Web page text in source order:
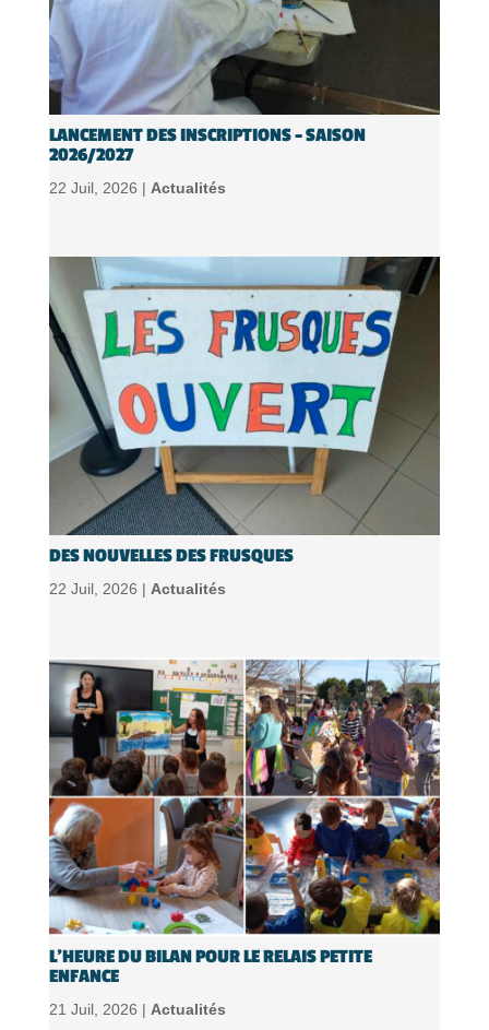
LANCEMENT DES INSCRIPTIONS – SAISON
2026/2027
22 Juil, 2026 | Actualités
DES NOUVELLES DES FRUSQUES
22 Juil, 2026 | Actualités
L’HEURE DU BILAN POUR LE RELAIS PETITE
ENFANCE
21 Juil, 2026 | Actualités